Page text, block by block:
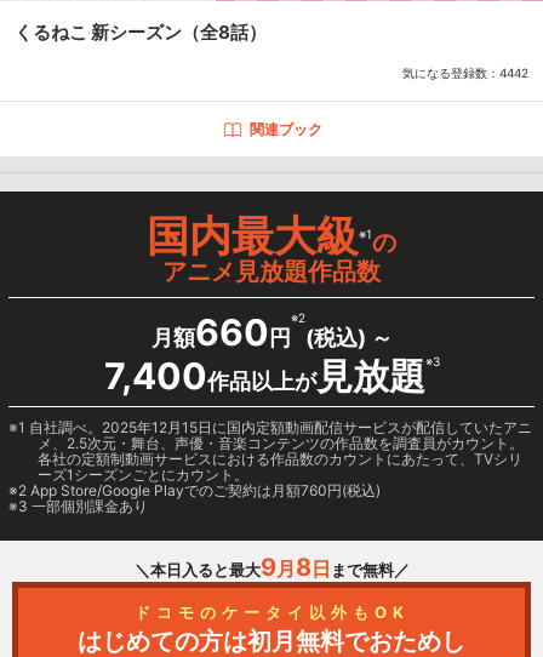
くるねこ 新シーズン （全8話）
気になる登録数： 4442
関連ブック
国内最大級※1の
アニメ見放題作品数
月額660 円
※2
(税込) ～
7,400作品以上が見放題※3
1 自社調べ。2025年12月15日に国内定額動画配信サービスが配信していたアニ
メ、2.5次元・舞台、声優・音楽コンテンツの作品数を調査員がカウント。
各社の定額制動画サービスにおける作品数のカウントにあたって、TVシリ
ーズ1シーズンごとにカウント。
2 App Store/Google Playでのご契約は月額760円(税込)
3 一部個別課金あり
＼本日入ると最大9月 8日 まで無料／
ドコモのケータイ以外もOK
はじめての方は初月無料でおためし